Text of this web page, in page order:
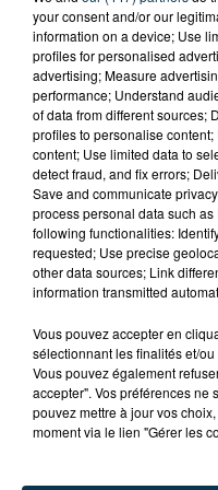
TITRES
20h56
20h56
your consent and/or our
information on a device; Use
profiles for personalised
advertising; Measure
performance; Understand
of data from different sources;
profiles to personalise
content; Use limited data to
detect fraud, and fix errors;
Save and communicate
process personal data such
following functionalities:
requested; Use precise
other data sources; Link
information transmitted
Vous pouvez accepter en
sélectionnant les finalités et/
Vous pouvez également
accepter". Vos préférences ne
pouvez mettre à jour vos
moment via le lien "Gérer les